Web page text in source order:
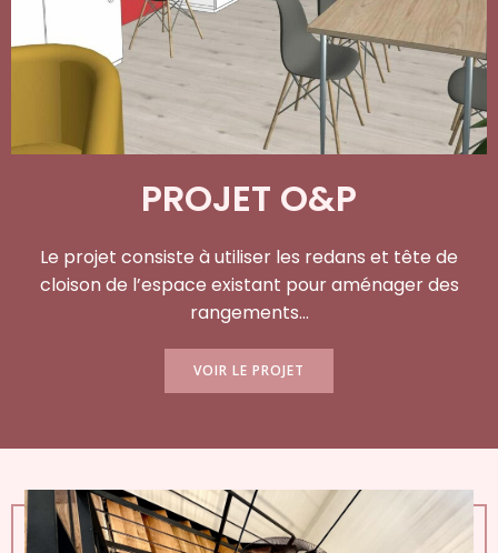
PROJET O&P
Le projet consiste à utiliser les redans et tête de
cloison de l’espace existant pour aménager des
rangements…
VOIR LE PROJET